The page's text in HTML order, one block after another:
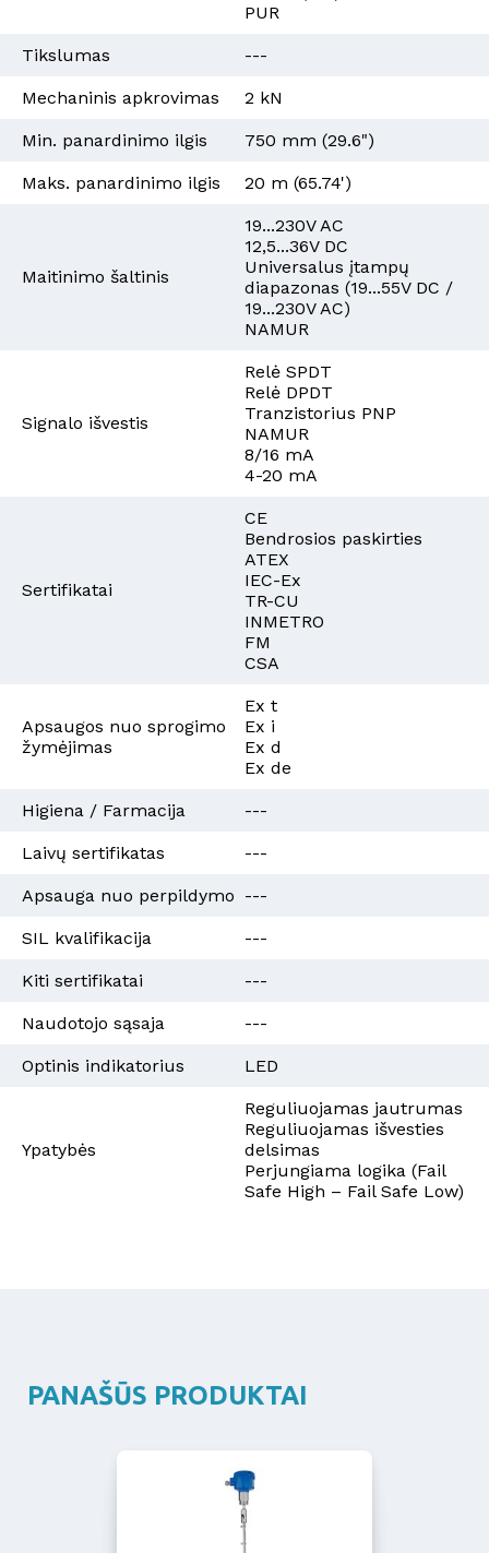
PUR
Tikslumas ---
Mechaninis apkrovimas 2 kN
Min. panardinimo ilgis 750 mm (29.6")
Maks. panardinimo ilgis 20 m (65.74')
Maitinimo šaltinis
19...230V AC
12,5...36V DC
Universalus įtampų
diapazonas (19...55V DC /
19...230V AC)
NAMUR
Signalo išvestis
Relė SPDT
Relė DPDT
Tranzistorius PNP
NAMUR
8/16 mA
4-20 mA
Sertifikatai
CE
Bendrosios paskirties
ATEX
IEC-Ex
TR-CU
INMETRO
FM
CSA
Apsaugos nuo sprogimo
žymėjimas
Ex t
Ex i
Ex d
Ex de
Higiena / Farmacija ---
Laivų sertifikatas ---
Apsauga nuo perpildymo ---
SIL kvalifikacija ---
Kiti sertifikatai ---
Naudotojo sąsaja ---
Optinis indikatorius LED
Ypatybės
Reguliuojamas jautrumas
Reguliuojamas išvesties
delsimas
Perjungiama logika (Fail
Safe High – Fail Safe Low)
PANAŠŪS PRODUKTAI